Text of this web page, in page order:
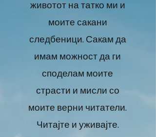
животот на татко ми и
моите сакани
следбеници. Сакам да
имам можност да ги
споделам моите
страсти и мисли со
моите верни читатели.
Читајте и уживајте.